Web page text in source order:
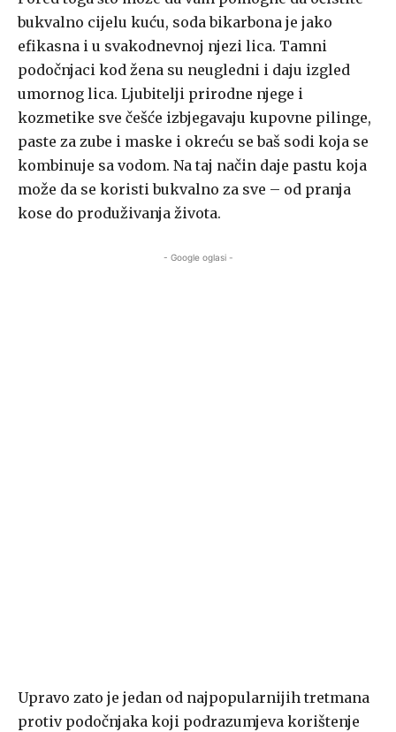
bukvalno cijelu kuću, soda bikarbona je jako
efikasna i u svakodnevnoj njezi lica. Tamni
podočnjaci kod žena su neugledni i daju izgled
umornog lica. Ljubitelji prirodne njege i
kozmetike sve češće izbjegavaju kupovne pilinge,
paste za zube i maske i okreću se baš sodi koja se
kombinuje sa vodom. Na taj način daje pastu koja
može da se koristi bukvalno za sve – od pranja
kose do produživanja života.
- Google oglasi -
Upravo zato je jedan od najpopularnijih tretmana
protiv podočnjaka koji podrazumjeva korištenje